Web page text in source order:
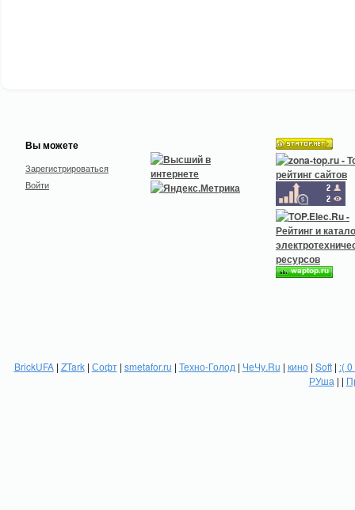
Вы можете
Зарегистрироваться
Войти
BrickUFA| ZTark| Софт| smetafor.ru | Техно-Голод | ЧеЧу.Ru | кино| Soft| :(
РУша | |